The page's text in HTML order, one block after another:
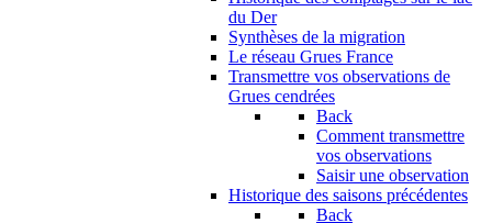
du Der
Synthèses de la migration
Le réseau Grues France
Transmettre vos observations de
Grues cendrées
Back
Comment transmettre
vos observations
Saisir une observation
Historique des saisons précédentes
Back